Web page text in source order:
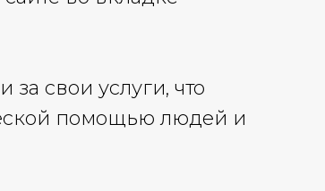
свои услуги, что
помощью людей и